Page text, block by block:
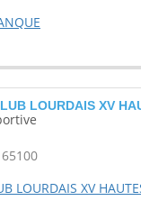
LOURDAIS XV
LOURDAIS XV